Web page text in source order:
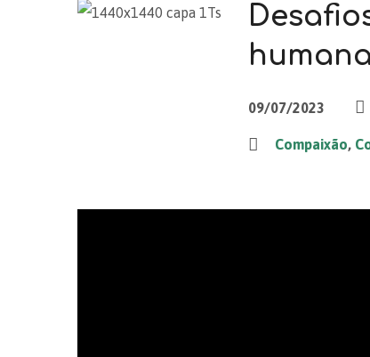
09/07/2023
Compaixão,